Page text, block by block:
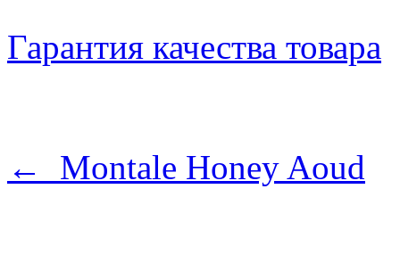
Гарантия качества товара
← Montale Honey Aoud